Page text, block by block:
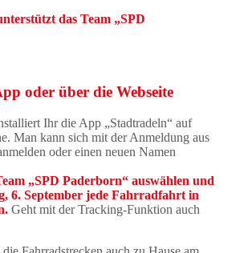
das Team „SPD
oder über die Webseite
Ihr die App „Stadtradeln“ auf
Man kann sich mit der Anmeldung aus
oder einen neuen Namen
„SPD Paderborn“ auswählen und
6. September jede Fahrradfahrt in
Geht mit der Tracking-Funktion auch